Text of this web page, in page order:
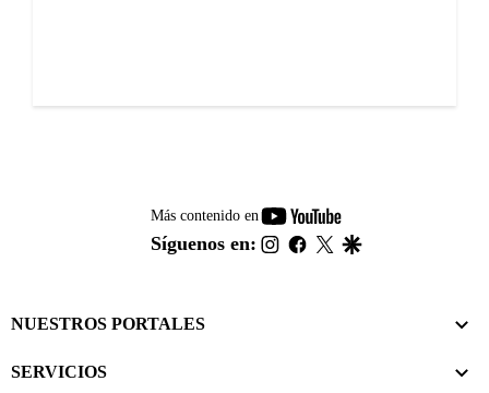
Más contenido en
youtube-
footer
Síguenos en: instagram
facebook
twitter
NUESTROS PORTALES
SERVICIOS